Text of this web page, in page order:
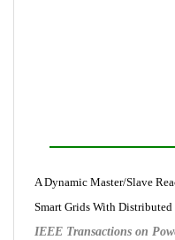
A Dynamic Master/Slave
Smart Grids With Distributed
IEEE Transactions on